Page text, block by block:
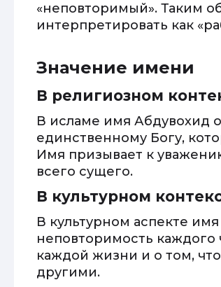
«неповторимый». Таким
интерпретировать как
Значение имени
В религиозном
В исламе имя Абдувохид
единственному Богу,
Имя призывает к
всего сущего.
В культурном
В культурном аспекте
неповторимость
каждой жизни и о том,
другими.